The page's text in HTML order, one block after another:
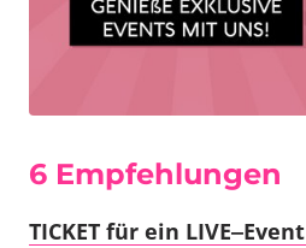
6 Empfehlungen
TICKET für ein LIVE‒Event